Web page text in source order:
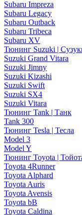
Subaru Impreza
Subaru Legacy
Subaru Outback
Subaru Tribeca
Subaru XV
Тюнинг Suzuki |
Suzuki Grand Vitara
Suzuki Jimny
Suzuki Kizashi
Suzuki Swift
Suzuki SX4
Suzuki Vitara
Тюнинг Tank | Танк
Tank 300
Тюнинг Tesla | Тесла
Model 3
Model Y
Тюнинг Toyota |
Toyota 4Runner
Toyota Alphard
Toyota Auris
Toyota Avensis
Toyota bB
Toyota Caldina